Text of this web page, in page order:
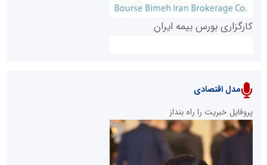
پایگاه خبری نهضت ملی مسکن
کارگزاری بورس بیمه ایران
مدل اقتصادی
پروفایل خبریت را راه بنداز